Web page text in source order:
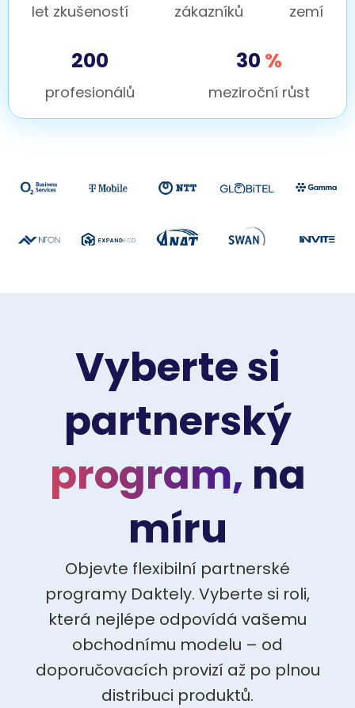
let zkušeností zákazníků zemí
200
profesionálů
30 %
meziroční růst
Vyberte si
partnerský
program, na
míru
Objevte flexibilní partnerské
programy Daktely. Vyberte si roli,
která nejlépe odpovídá vašemu
obchodnímu modelu – od
doporučovacích provizí až po plnou
distribuci produktů.